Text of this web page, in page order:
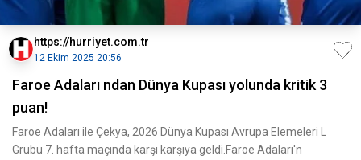
https://hurriyet.com.tr
12 Ekim 2025 20:56
Faroe Adaları ndan Dünya Kupası yolunda kritik 3
puan!
Faroe Adaları ile Çekya, 2026 Dünya Kupası Avrupa Elemeleri L
Grubu 7. hafta maçında karşı karşıya geldi.Faroe Adaları'n